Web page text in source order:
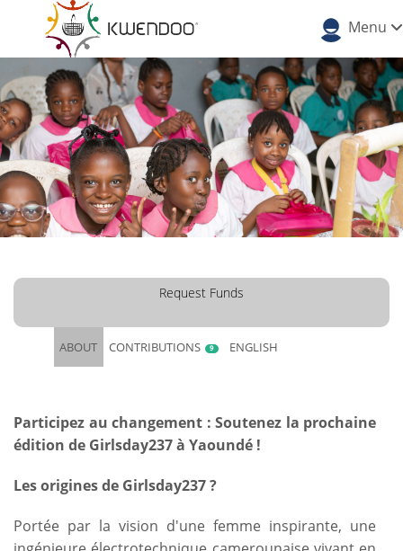
Menu
Request Funds
ABOUT CONTRIBUTIONS 9 ENGLISH
Participez au changement : Soutenez la prochaine
édition de Girlsday237 à Yaoundé !
Les origines de Girlsday237 ?
Portée par la vision d'une femme inspirante, une